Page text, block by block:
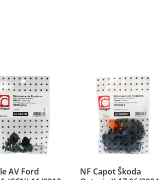
AV Ford
NF Capot Škoda